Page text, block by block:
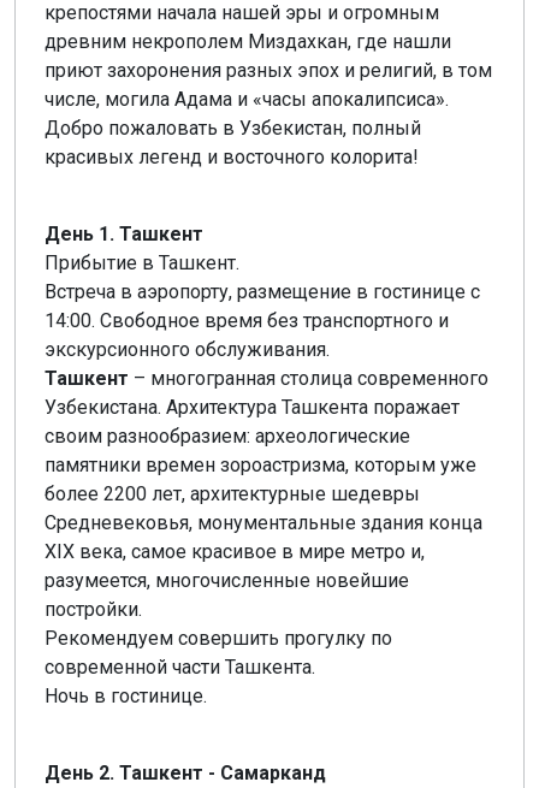
крепостями начала нашей эры и огромным
древним некрополем Миздахкан, где нашли
приют захоронения разных эпох и религий, в том
числе, могила Адама и «часы апокалипсиса».
Добро пожаловать в Узбекистан, полный
красивых легенд и восточного колорита!
День 1. Ташкент
Прибытие в Ташкент.
Встреча в аэропорту, размещение в гостинице с
14:00. Свободное время без транспортного и
экскурсионного обслуживания.
Ташкент – многогранная столица современного
Узбекистана. Архитектура Ташкента поражает
своим разнообразием: археологические
памятники времен зороастризма, которым уже
более 2200 лет, архитектурные шедевры
Средневековья, монументальные здания конца
XIX века, самое красивое в мире метро и,
разумеется, многочисленные новейшие
постройки.
Рекомендуем совершить прогулку по
современной части Ташкента.
Ночь в гостинице.
День 2. Ташкент - Самарканд